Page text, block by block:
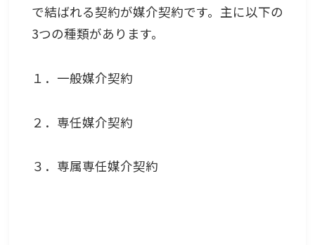
で結ばれる契約が媒介契約です。主に以下の
3つの種類があります。
１．一般媒介契約
２．専任媒介契約
３．専属専任媒介契約